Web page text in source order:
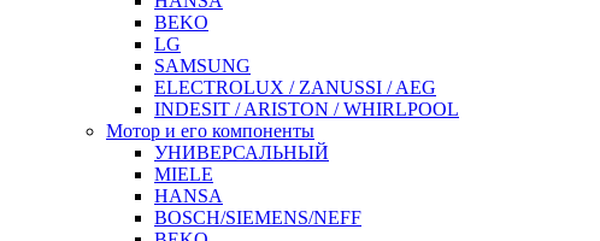
BEKO
LG
SAMSUNG
ELECTROLUX / ZANUSSI / AEG
INDESIT / ARISTON / WHIRLPOOL
Мотор и его компоненты
УНИВЕРСАЛЬНЫЙ
MIELE
HANSA
BOSCH/SIEMENS/NEFF